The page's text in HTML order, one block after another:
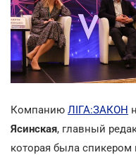
Компанию ЛІГА:ЗАКОН
Ясинская, главный
которая была спикером